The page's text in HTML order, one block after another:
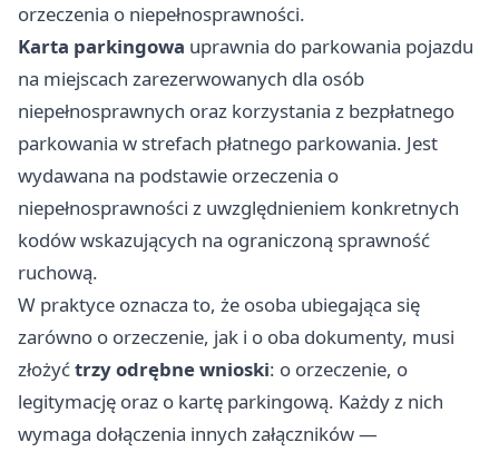
orzeczenia o niepełnosprawności.
Karta parkingowa uprawnia do parkowania pojazdu
na miejscach zarezerwowanych dla osób
niepełnosprawnych oraz korzystania z bezpłatnego
parkowania w strefach płatnego parkowania. Jest
wydawana na podstawie orzeczenia o
niepełnosprawności z uwzględnieniem konkretnych
kodów wskazujących na ograniczoną sprawność
ruchową.
W praktyce oznacza to, że osoba ubiegająca się
zarówno o orzeczenie, jak i o oba dokumenty, musi
złożyćtrzy odrębne wnioski: o orzeczenie, o
legitymację oraz o kartę parkingową. Każdy z nich
wymaga dołączenia innych załączników —